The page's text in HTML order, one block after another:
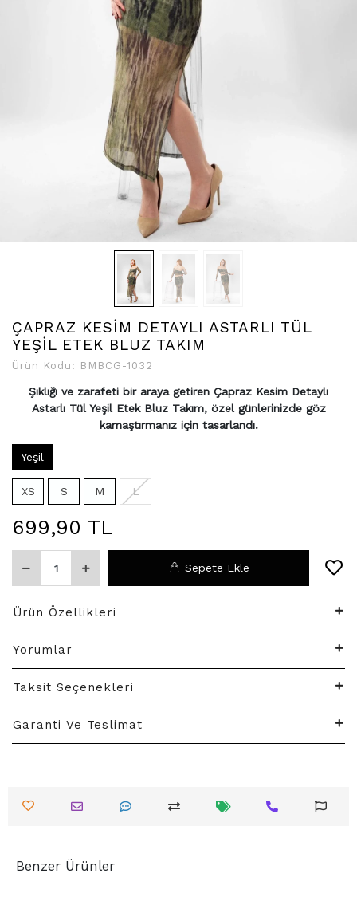
ÇAPRAZ KESİM DETAYLI ASTARLI TÜL
YEŞİL ETEK BLUZ TAKIM
Ürün Kodu: BMBCG-1032
Şıklığı ve zarafeti bir araya getiren Çapraz Kesim Detaylı
Astarlı Tül Yeşil Etek Bluz Takım, özel günlerinizde göz
kamaştırmanız için tasarlandı.
Yeşil
XS S M L
699,90 TL
Sepete Ekle
Ürün Özellikleri
Yorumlar
Taksit Seçenekleri
Garanti Ve Teslimat
Benzer Ürünler